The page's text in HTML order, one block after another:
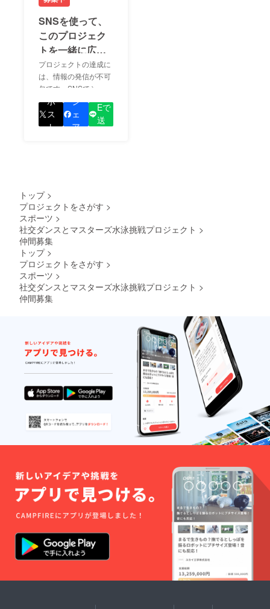
SNSを使って、
このプロジェク
トを一緒に広め
ましょう！
プロジェクトの達成に
は、情報の発信が不可
欠です。SNSでシェア
をして、あなたが応援
しているプロジェクト
の良さを知ってもらい
ポ
ス
ト
シ
ェ
ア
Eで
送
トップ >
プロジェクトをさがす >
スポーツ >
社交ダンスとマスターズ水泳挑戦プロジェクト >
仲間募集
トップ >
プロジェクトをさがす >
スポーツ >
社交ダンスとマスターズ水泳挑戦プロジェクト >
仲間募集